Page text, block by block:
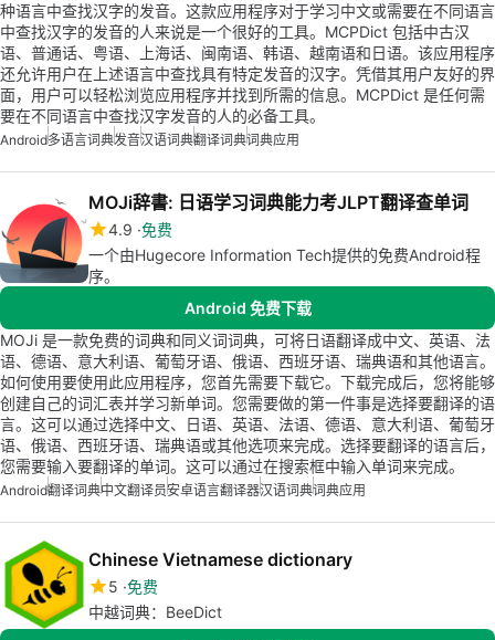
种语言中查找汉字的发音。这款应用程序对于学习中文或需要在不同语言
中查找汉字的发音的人来说是一个很好的工具。MCPDict 包括中古汉
语、普通话、粤语、上海话、闽南语、韩语、越南语和日语。该应用程序
还允许用户在上述语言中查找具有特定发音的汉字。凭借其用户友好的界
面，用户可以轻松浏览应用程序并找到所需的信息。MCPDict 是任何需
要在不同语言中查找汉字发音的人的必备工具。
Android多语言词典发音汉语词典翻译词典词典应用
MOJi辞書: 日语学习词典能力考JLPT翻译查单词
4.9 免费
一个由Hugecore Information Tech提供的免费Android程
序。
Android 免费下载
MOJi 是一款免费的词典和同义词词典，可将日语翻译成中文、英语、法
语、德语、意大利语、葡萄牙语、俄语、西班牙语、瑞典语和其他语言。
如何使用要使用此应用程序，您首先需要下载它。下载完成后，您将能够
创建自己的词汇表并学习新单词。您需要做的第一件事是选择要翻译的语
言。这可以通过选择中文、日语、英语、法语、德语、意大利语、葡萄牙
语、俄语、西班牙语、瑞典语或其他选项来完成。选择要翻译的语言后，
您需要输入要翻译的单词。这可以通过在搜索框中输入单词来完成。
Android翻译词典中文翻译员安卓语言翻译器汉语词典词典应用
Chinese Vietnamese dictionary
5 免费
中越词典：BeeDict